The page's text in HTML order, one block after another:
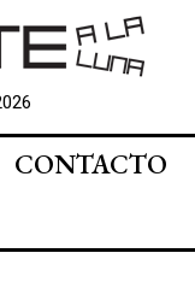
CONTACTO